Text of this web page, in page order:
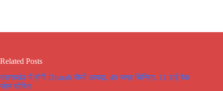
Related Posts
उत्तराखंड में होगी Dharali जैसी आपदा, 49 जगह चिन्हित, 11 हाई रेक
जोन घोषित